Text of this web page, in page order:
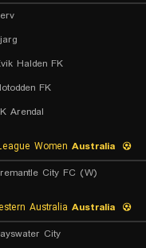
Halden FK
FK
Arendal
Australia
City FC (W)
Australia
City